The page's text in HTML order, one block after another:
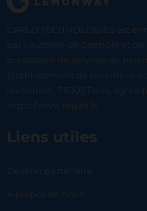
CARLO TECHNOLOGIES est
par l’Autorité de Contrôle et
prestataire de services de
(établissement de paiement
du Sentier, 75002 Paris, agréé
https://www.regafi.fr/
Liens utiles
Devenir partenaire
À propos de nous